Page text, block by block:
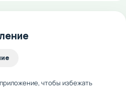
чтобы избежать